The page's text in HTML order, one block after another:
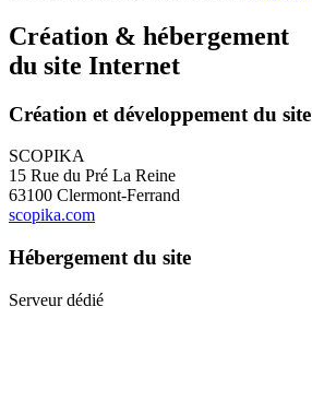
Création & hébergement
du site Internet
Création et développement du site
SCOPIKA
15 Rue du Pré La Reine
63100 Clermont-Ferrand
scopika.com
Hébergement du site
Serveur dédié